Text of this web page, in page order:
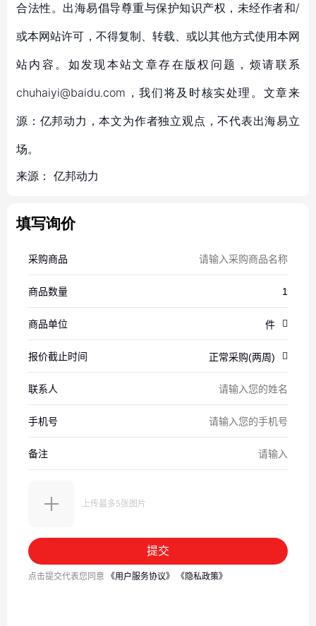
合法性。出海易倡导尊重与保护知识产权，未经作者和/
或本网站许可，不得复制、转载、或以其他方式使用本网
站内容。如发现本站文章存在版权问题，烦请联系
chuhaiyi@baidu.com，我们将及时核实处理。文章来
源：亿邦动力，本文为作者独立观点，不代表出海易立
场。
来源： 亿邦动力
填写询价